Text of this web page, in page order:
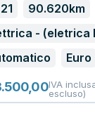
90.620km
- (eletrica
Euro
IVA
escluso)